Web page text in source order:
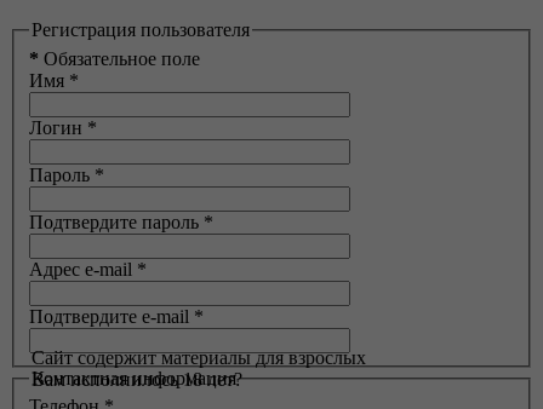
Регистрация пользователя
* Обязательное поле
Имя *
Логин *
Пароль *
Подтвердите пароль *
Адрес e-mail *
Подтвердите e-mail *
Контактная информация
Сайт содержит материалы для взрослых
Вам исполнилось 18 лет?